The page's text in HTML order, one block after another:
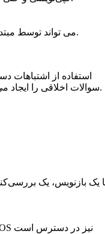
می تواند توسط مبتدیان استفاده شود زیرا دارای رابط کاربری بسیار ساده است و نیازی به تماشای آموزش ندارد.
استفاده از
سوالات اخلاقی را ایجاد می کند. این نشان می دهد که پنهان شدن از هوش مصنوعی مهمتر از تولید محتوای دقیق است.
Quillbot به عنوان افزونه کروم در دسترس است. علاوه بر این، برای MS Word، Edge و macOS نیز در دسترس است